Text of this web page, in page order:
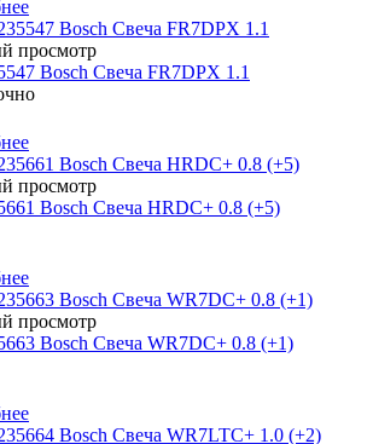
просмотр
Bosch Свеча FR7DPX 1.1
просмотр
Bosch Свеча HRDC+ 0.8 (+5)
просмотр
Bosch Свеча WR7DC+ 0.8 (+1)